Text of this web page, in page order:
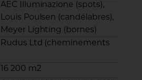
AEC Illuminazione (spots),
Louis Poulsen (candélabres),
Meyer Lighting (bornes)
Rudus Ltd (cheminements
16 200 m2